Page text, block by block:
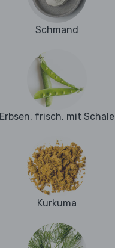
Schmand
Erbsen, frisch, mit Schale
Kurkuma